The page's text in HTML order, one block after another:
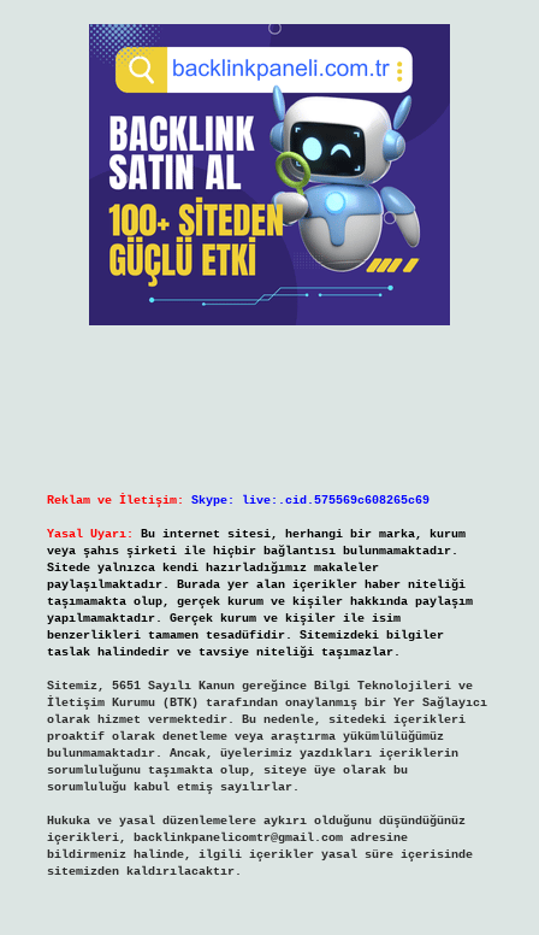
Reklam ve İletişim: Skype: live:.cid.575569c608265c69
Yasal Uyarı:
Bu internet sitesi, herhangi bir marka, kurum
veya şahıs şirketi ile hiçbir bağlantısı bulunmamaktadır.
Sitede yalnızca kendi hazırladığımız makaleler
paylaşılmaktadır. Burada yer alan içerikler haber niteliği
taşımamakta olup, gerçek kurum ve kişiler hakkında paylaşım
yapılmamaktadır. Gerçek kurum ve kişiler ile isim
benzerlikleri tamamen tesadüfidir. Sitemizdeki bilgiler
taslak halindedir ve tavsiye niteliği taşımazlar.
Sitemiz, 5651 Sayılı Kanun gereğince Bilgi Teknolojileri ve
İletişim Kurumu (BTK) tarafından onaylanmış bir Yer Sağlayıcı
olarak hizmet vermektedir. Bu nedenle, sitedeki içerikleri
proaktif olarak denetleme veya araştırma yükümlülüğümüz
bulunmamaktadır. Ancak, üyelerimiz yazdıkları içeriklerin
sorumluluğunu taşımakta olup, siteye üye olarak bu
sorumluluğu kabul etmiş sayılırlar.
Hukuka ve yasal düzenlemelere aykırı olduğunu düşündüğünüz
içerikleri, backlinkpanelicomtr@gmail.comadresine
bildirmeniz halinde, ilgili içerikler yasal süre içerisinde
sitemizden kaldırılacaktır.